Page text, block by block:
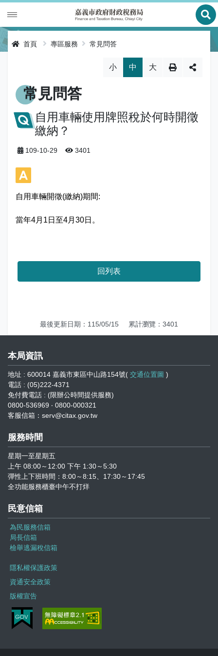
展
財金及菸酒管理
房屋稅
土地增值稅
契稅
印花稅
使用牌照稅
娛樂稅
線上申辦
申辦進度查詢及補件
線上查詢與試算
預約服務
網路申報
書表下載
便民服務
節稅健檢
客服諮詢
交流園地
多元繳稅管道
繳納證明
公告資訊
財稅新聞
活動訊息
公告訊息
政府資訊公開專區
宣導專區
招標公告
專區服務
全功能櫃臺服務專區
創新便民服務措施
不動產移轉專區
個人資料保護專區
會計園地
人事園地
性騷擾及職場霸凌分類
志工園地
地方稅稽徵機關
相關連結
稅務軟體下載
稅捐稽徵法專區
災害減免專區
民法調降成年年齡專區
延、分期繳稅專區
關於我們
本局沿革
首長簡介
聯絡資訊
本局優良事蹟
績優人員
常見問答
首頁 專區服務 常見問答
小 中 大
常見問答
自用車輛使用牌照稅於何時開徵
繳納？
109-10-29 3401
自用車輛開徵(繳納)期間:
當年4月1日至4月30日。
回列表
最後更新日期：115/05/15 累計瀏覽：3401
本局資訊
地址 : 600014 嘉義市東區中山路154號( 交通位置圖 )
電話 : (05)222-4371
免付費電話 : (限辦公時間提供服務)
0800-536969 ‧ 0800-000321
客服信箱：serv@citax.gov.tw
服務時間
星期一至星期五
上午 08:00～12:00 下午 1:30～5:30
彈性上下班時間：8:00～8:15、17:30～17:45
全功能服務櫃臺中午不打烊
民意信箱
為民服務信箱
局長信箱
檢舉逃漏稅信箱
隱私權保護政策
資通安全政策
版權宣告